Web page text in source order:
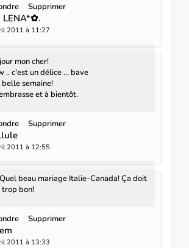
Supprimer
LENA*✿.
2011 à 11:27
mon cher!
.. c'est un délice ... bave
belle semaine!
et à bientôt.
Supprimer
2011 à 12:55
beau mariage Italie-Canada! Ça doit
bon!
Supprimer
2011 à 13:33